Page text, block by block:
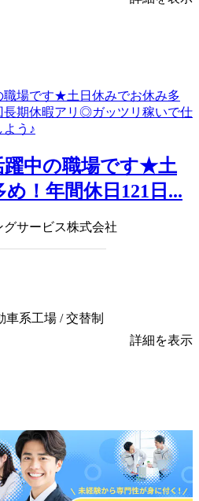
躍中の職場です★土
！年間休日121日...
サービス株式会社
車系工場 / 交替制
詳細を表示